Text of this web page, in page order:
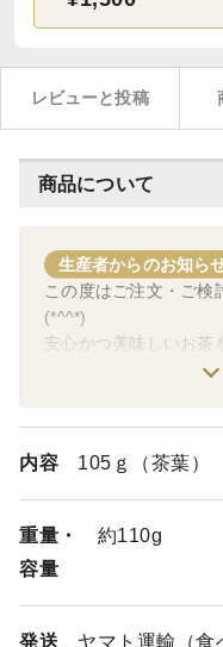
レビューと投稿
商品について
生産者からのお知ら
この度はご注文・ご検
(*^^*)
安心かつ美味しいお茶
温かいお茶が美味しい
それぞれのお茶もまろ
淹れてもまろやかに
暖房の効いたお部屋や
身体ほっこりしたいと
間もいいですね!!
内容 105ｇ（茶葉）
重量・
容量
約110g
発送
ヤマト運輸（食